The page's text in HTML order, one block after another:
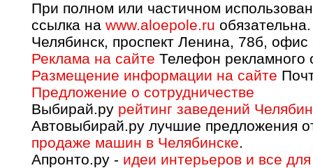
При полном или частичном
ссылка на www.aloepole.ru обязательна.
Челябинск, проспект Ленина, 78б, офис
Реклама на сайте Телефон рекламного
Размещение информации на сайте
Предложение о сотрудничестве
Выбирай.ру рейтинг заведений
Автовыбирай.ру лучшие предложения
продаже машин в Челябинске.
Апронто.ру - идеи интерьеров и все